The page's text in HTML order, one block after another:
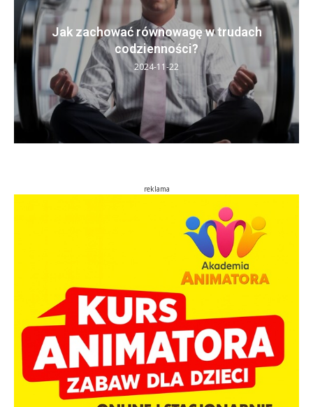
Jak zachować równowagę w trudach
codzienności?
2024-11-22
reklama